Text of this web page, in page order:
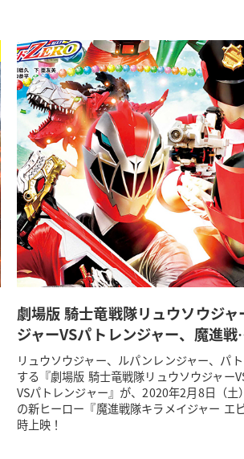
劇場版 騎士竜戦隊リュウソウジャ
ジャーVSパトレンジャー、魔進
リュウソウジャー、ルパンレンジャー、パ
する『劇場版 騎士竜戦隊リュウソウジャー
VSパトレンジャー』が、2020年2月8日（
の新ヒーロー『魔進戦隊キラメイジャー エ
時上映！